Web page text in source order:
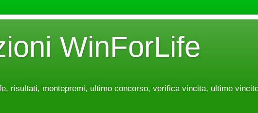
WinForLife
risultati, montepremi, ultimo concorso, verifica vincita, ultime